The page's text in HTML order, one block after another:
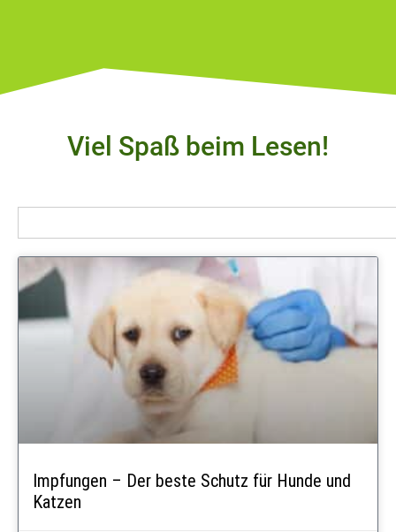
Viel Spaß beim Lesen!
Impfungen – Der beste Schutz für Hunde und
Katzen